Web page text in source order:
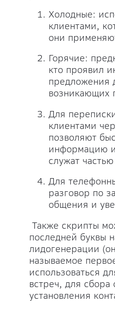
Холодные:
клиентами,
они
Горячие:
кто проявил
предложения
возникающих
Для
клиентами
позволяют
информацию и
служат
Для
разговор по
общения и
Также скрипты
последней буквы
лидогенерации
называемое
использоваться
встреч, для сбора
установления